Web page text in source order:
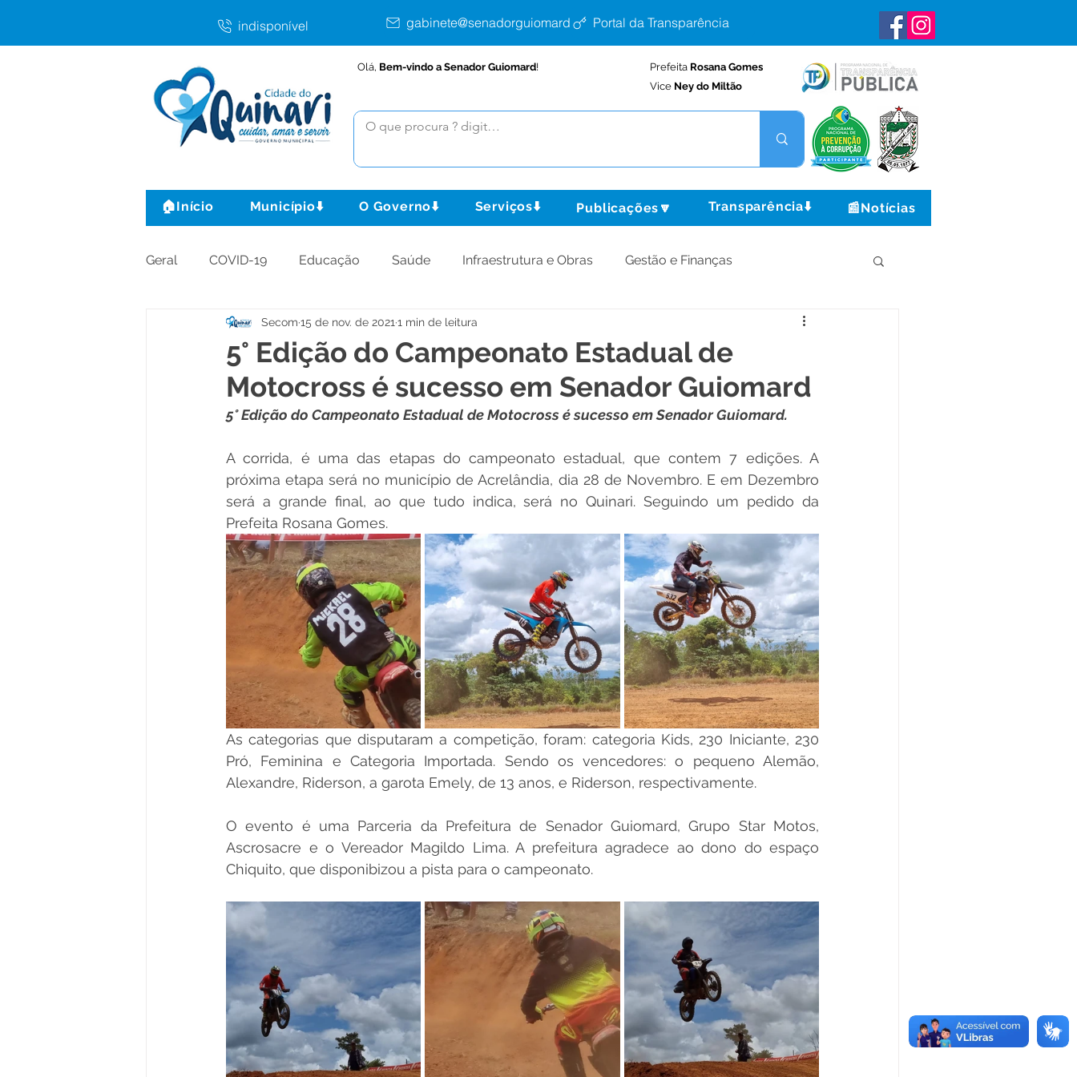
indisponível gabinete@senadorguiomard.ac.gov.brPortal da Transparência
Olá, Bem-vindo a Senador Guiomard! Prefeita Rosana Gomes
Vice Ney do Miltão
🏠Início Município⬇️ O Governo⬇️ Serviços⬇️ Publicações🔽 Transparência⬇️ 📰Notícias
Geral COVID-19 Educação Saúde Infraestrutura e Obras Gestão e Finanças
Agricultura e Produção Comunidade Assistência Social Institucional e Governo
Políticas Públicas Cultura Desporto e Lazer Nota de Pesar Campanhas Datas Comemorativas
Vacinômetro Dengue Convênios e Parcerias Comunicado Nota de Esclarecimento
Licitações Esportes Procuradoria
Saúde e Educação Saúde e Obras ExpoQuinari 2026
5° Edição do Campeonato Estadual de
Motocross é sucesso em Senador Guiomard
Secom 15 de nov. de 2021 1 min de leitura
5° Edição do Campeonato Estadual de Motocross é sucesso em Senador Guiomard.
A corrida, é uma das etapas do campeonato estadual, que contem 7 edições. A
próxima etapa será no município de Acrelândia, dia 28 de Novembro. E em Dezembro
será a grande final, ao que tudo indica, será no Quinari. Seguindo um pedido da
Prefeita Rosana Gomes.
As categorias que disputaram a competição, foram: categoria Kids, 230 Iniciante, 230
Pró, Feminina e Categoria Importada. Sendo os vencedores: o pequeno Alemão,
Alexandre, Riderson, a garota Emely, de 13 anos, e Riderson, respectivamente.
O evento é uma Parceria da Prefeitura de Senador Guiomard, Grupo Star Motos,
Ascrosacre e o Vereador Magildo Lima. A prefeitura agradece ao dono do espaço
Chiquito, que disponibizou a pista para o campeonato.